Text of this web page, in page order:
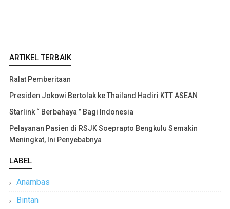
ARTIKEL TERBAIK
Ralat Pemberitaan
Presiden Jokowi Bertolak ke Thailand Hadiri KTT ASEAN
Starlink “ Berbahaya ” Bagi Indonesia
Pelayanan Pasien di RSJK Soeprapto Bengkulu Semakin
Meningkat, Ini Penyebabnya
LABEL
Anambas
Bintan